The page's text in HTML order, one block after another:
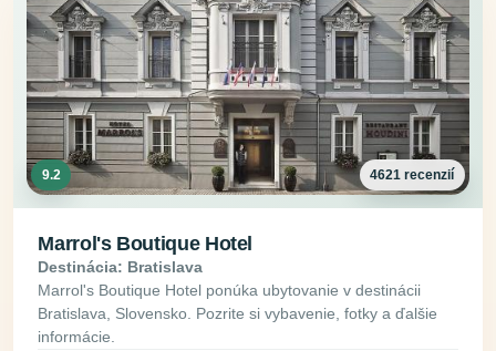
9.2 4621 recenzií
Marrol's Boutique Hotel
Destinácia: Bratislava
Marrol's Boutique Hotel ponúka ubytovanie v destinácii
Bratislava, Slovensko. Pozrite si vybavenie, fotky a ďalšie
informácie.